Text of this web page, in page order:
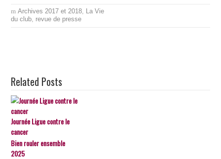
Archives 2017 et 2018, La Vie
du club, revue de presse
Related Posts
Journée Ligue contre le
cancer
Bien rouler ensemble
2025